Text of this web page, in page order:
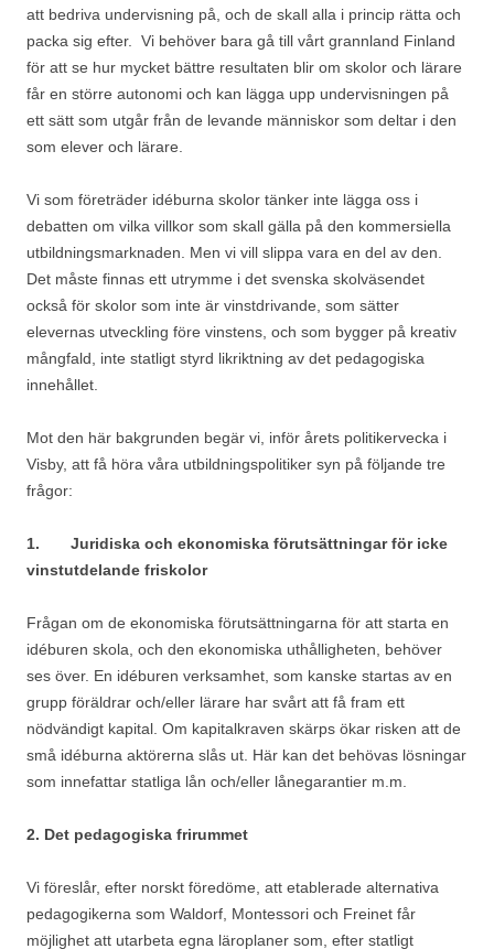
att bedriva undervisning på, och de skall alla i princip rätta och
packa sig efter. Vi behöver bara gå till vårt grannland Finland
för att se hur mycket bättre resultaten blir om skolor och lärare
får en större autonomi och kan lägga upp undervisningen på
ett sätt som utgår från de levande människor som deltar i den
som elever och lärare.
Vi som företräder idéburna skolor tänker inte lägga oss i
debatten om vilka villkor som skall gälla på den kommersiella
utbildningsmarknaden. Men vi vill slippa vara en del av den.
Det måste finnas ett utrymme i det svenska skolväsendet
också för skolor som inte är vinstdrivande, som sätter
elevernas utveckling före vinstens, och som bygger på kreativ
mångfald, inte statligt styrd likriktning av det pedagogiska
innehållet.
Mot den här bakgrunden begär vi, inför årets politikervecka i
Visby, att få höra våra utbildningspolitiker syn på följande tre
frågor:
1. Juridiska och ekonomiska förutsättningar för icke
vinstutdelande friskolor
Frågan om de ekonomiska förutsättningarna för att starta en
idéburen skola, och den ekonomiska uthålligheten, behöver
ses över. En idéburen verksamhet, som kanske startas av en
grupp föräldrar och/eller lärare har svårt att få fram ett
nödvändigt kapital. Om kapitalkraven skärps ökar risken att de
små idéburna aktörerna slås ut. Här kan det behövas lösningar
som innefattar statliga lån och/eller lånegarantier m.m.
2. Det pedagogiska frirummet
Vi föreslår, efter norskt föredöme, att etablerade alternativa
pedagogikerna som Waldorf, Montessori och Freinet får
möjlighet att utarbeta egna läroplaner som, efter statligt